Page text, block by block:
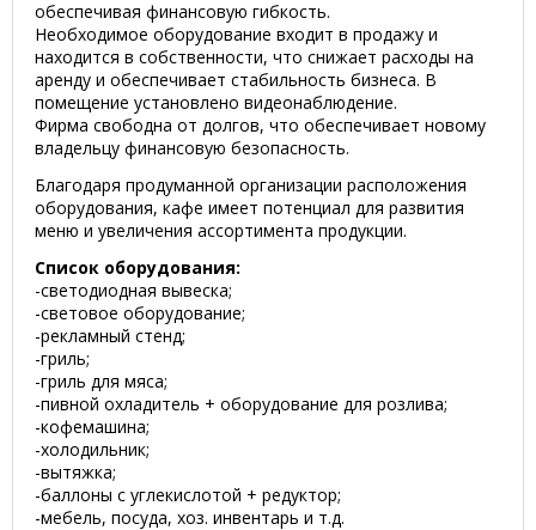
обеспечивая финансовую гибкость.
Необходимое оборудование входит в продажу и
находится в собственности, что снижает расходы на
аренду и обеспечивает стабильность бизнеса. В
помещение установлено видеонаблюдение.
Фирма свободна от долгов, что обеспечивает новому
владельцу финансовую безопасность.
Благодаря продуманной организации расположения
оборудования, кафе имеет потенциал для развития
меню и увеличения ассортимента продукции.
Список оборудования:
-светодиодная вывеска;
-световое оборудование;
-рекламный стенд;
-гриль;
-гриль для мяса;
-пивной охладитель + оборудование для розлива;
-кофемашина;
-холодильник;
-вытяжка;
-баллоны с углекислотой + редуктор;
-мебель, посуда, хоз. инвентарь и т.д.